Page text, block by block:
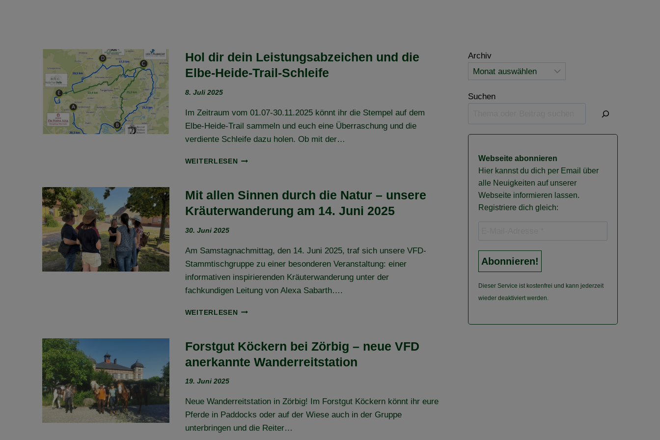
Hol dir dein Leistungsabzeichen und die
Elbe-Heide-Trail-Schleife
8. Juli 2025
Im Zeitraum vom 01.07-30.11.2025 könnt ihr die Stempel auf dem
Elbe-Heide-Trail sammeln und euch eine Überraschung und die
verdiente Schleife dazu holen. Ob mit der…
WEITERLESEN HOL
LEISTUNGSABZEICHEN
UND
DIE
SCHLEIFE
Mit allen Sinnen durch die Natur – unsere
Kräuterwanderung am 14. Juni 2025
30. Juni 2025
Am Samstagnachmittag, den 14. Juni 2025, traf sich unsere VFD-
Stammtischgruppe zu einer besonderen Veranstaltung: einer
informativen inspirierenden Kräuterwanderung unter der
fachkundigen Leitung von Alexa Sabarth….
WEITERLESEN MIT
DURCH
DIE
NATUR
AM
14.
JUNI
Forstgut Köckern bei Zörbig – neue VFD
anerkannte Wanderreitstation
19. Juni 2025
Neue Wanderreitstation in Zörbig! Im Forstgut Köckern könnt ihr eure
Pferde in Paddocks oder auf der Wiese auch in der Gruppe
unterbringen und die Reiter…
Archiv
Suchen
Webseite abonnieren
Hier kannst du dich per Email über
alle Neuigkeiten auf unserer
Webseite informieren lassen.
Registriere dich gleich:
Dieser Service ist kostenfrei und kann jederzeit
wieder deaktiviert werden.